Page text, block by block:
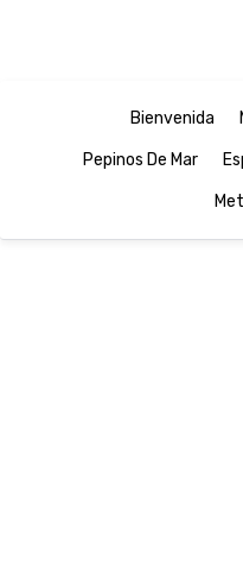
Bienvenida
Pepinos De Mar